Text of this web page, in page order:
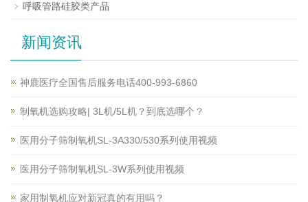
呼吸管路硅胶类产品
新闻资讯
神鹿医疗全国售后服务电话400-993-6860
制氧机选购攻略| 3L机/5L机？到底选哪个？
医用分子筛制氧机SL-3A330/530系列使用视频
医用分子筛制氧机SL-3W系列使用视频
家用制氧机应对新冠真的有用吗？